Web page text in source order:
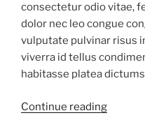
consectetur odio vitae,
dolor nec leo congue
vulputate pulvinar risus
viverra id tellus
habitasse platea
Continue reading